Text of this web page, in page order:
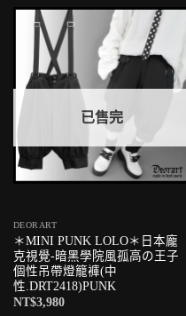
已售完
DEORART
＊MINI PUNK LOLO＊日本龐
克視覺-暗黑學院風孤高の王子
個性吊帶燈籠褲(中
性.DRT2418)PUNK
NT$3,980